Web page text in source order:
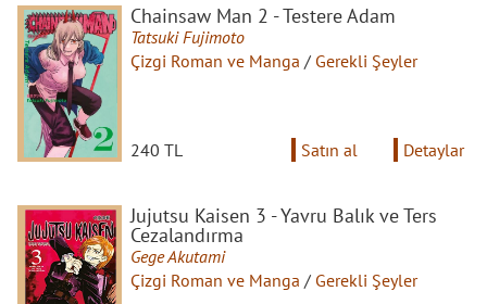
Chainsaw Man 2 - Testere Adam
Tatsuki Fujimoto
Çizgi Roman ve Manga / Gerekli Şeyler
240 TL Satın al Detaylar
Jujutsu Kaisen 3 - Yavru Balık ve Ters
Cezalandırma
Gege Akutami
Çizgi Roman ve Manga / Gerekli Şeyler